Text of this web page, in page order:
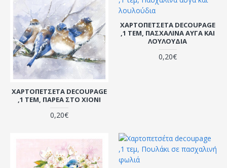
ΧΑΡΤΟΠΕΤΣΈΤΑ DECOUPAGE
,1 ΤΕΜ, ΠΑΡΈΑ ΣΤΟ ΧΙΌΝΙ
0,20€
ΧΑΡΤΟΠΕΤΣΈΤΑ DECOUPAGE
,1 ΤΕΜ, ΠΑΣΧΑΛΙΝΆ ΑΥΓΆ ΚΑΙ
ΛΟΥΛΟΎΔΙΑ
0,20€